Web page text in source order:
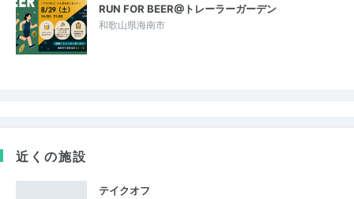
RUN FOR BEER@トレーラーガーデン
和歌山県海南市
近くの施設
テイクオフ